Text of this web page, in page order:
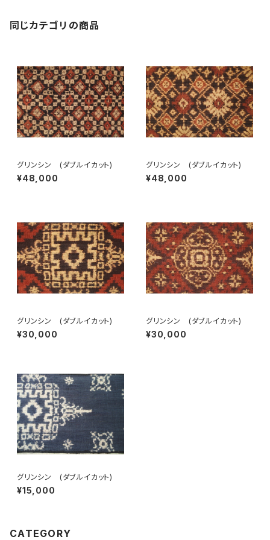
同じカテゴリの商品
グリンシン (ダブルイカット)
¥48,000
グリンシン (ダブルイカット)
¥48,000
グリンシン (ダブルイカット)
¥30,000
グリンシン (ダブルイカット)
¥30,000
グリンシン (ダブルイカット)
¥15,000
CATEGORY